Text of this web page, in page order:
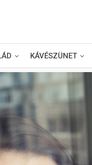
KÁVÉSZÜNET